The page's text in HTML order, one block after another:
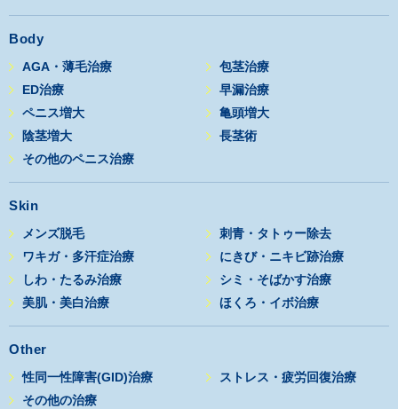
Body
AGA・薄毛治療
包茎治療
ED治療
早漏治療
ペニス増大
亀頭増大
陰茎増大
長茎術
その他のペニス治療
Skin
メンズ脱毛
刺青・タトゥー除去
ワキガ・多汗症治療
にきび・ニキビ跡治療
しわ・たるみ治療
シミ・そばかす治療
美肌・美白治療
ほくろ・イボ治療
Other
性同一性障害(GID)治療
ストレス・疲労回復治療
その他の治療